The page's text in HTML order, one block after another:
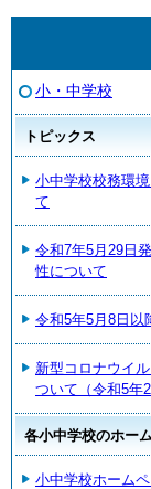
小・中学校
トピックス
小中学校校務環
て
令和7年5月29日
性について
令和5年5月8日以
新型コロナウイ
ついて（令和5年2
各小中学校のホー
小中学校ホーム